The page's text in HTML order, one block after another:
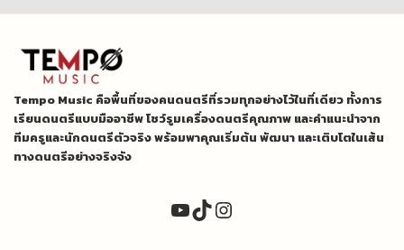
Tempo Music คือพื้นที่ของคนดนตรีที่รวมทุกอย่างไว้ในที่เดียว ทั้งการ
เรียนดนตรีแบบมืออาชีพ โชว์รูมเครื่องดนตรีคุณภาพ และคำแนะนำจาก
ทีมครูและนักดนตรีตัวจริง พร้อมพาคุณเริ่มต้น พัฒนา และเติบโตในเส้น
ทางดนตรีอย่างจริงจัง
YouTube
TikTok
Instagram